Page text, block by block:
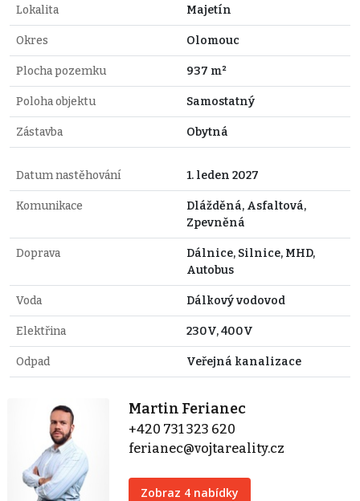
Lokalita Majetín
Okres Olomouc
Plocha pozemku 937 m²
Poloha objektu Samostatný
Zástavba Obytná
Datum nastěhování 1. leden 2027
Komunikace
Dlážděná, Asfaltová,
Zpevněná
Doprava
Dálnice, Silnice, MHD,
Autobus
Voda Dálkový vodovod
Elektřina 230V, 400V
Odpad Veřejná kanalizace
Martin Ferianec
+420 731 323 620
ferianec@vojtareality.cz
Zobraz 4 nabídky